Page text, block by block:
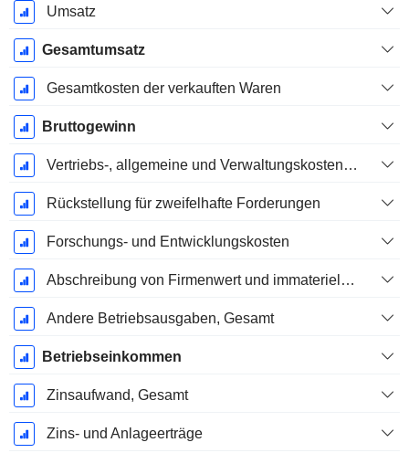
Ende d.
Geschäftsjahres:
Dezember
Umsatz
Gesamtumsatz
Gesamtkosten der verkauften Waren
Bruttogewinn
Vertriebs-, allgemeine und Verwaltungskosten, Gesamt
Rückstellung für zweifelhafte Forderungen
Forschungs- und Entwicklungskosten
Abschreibung von Firmenwert und immateriellen Vermögenswerten - (GuV)
Andere Betriebsausgaben, Gesamt
Betriebseinkommen
Zinsaufwand, Gesamt
Zins- und Anlageerträge